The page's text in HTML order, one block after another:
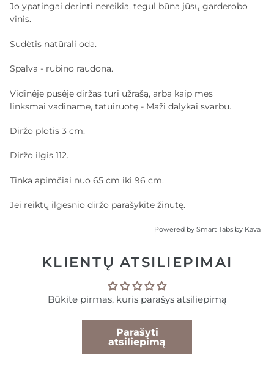
Jo ypatingai derinti nereikia, tegul būna jūsų garderobo
vinis.
Sudėtis natūrali oda.
Spalva - rubino raudona.
Vidinėje pusėje diržas turi užrašą, arba kaip mes
linksmai vadiname, tatuiruotę - Maži dalykai svarbu.
Diržo plotis 3 cm.
Diržo ilgis 112.
Tinka apimčiai nuo 65 cm iki 96 cm.
Jei reiktų ilgesnio diržo parašykite žinutę.
Powered by Smart Tabs by Kava
KLIENTŲ ATSILIEPIMAI
Būkite pirmas, kuris parašys atsiliepimą
Parašyti
atsiliepimą